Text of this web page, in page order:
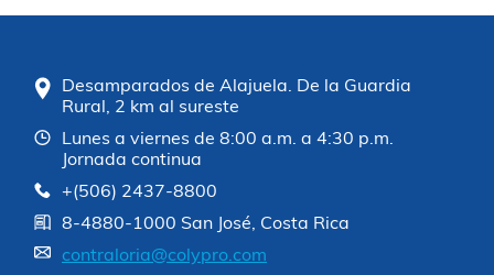
Desamparados de Alajuela. De la Guardia
Rural, 2 km al sureste
Lunes a viernes de 8:00 a.m. a 4:30 p.m.
Jornada continua
+(506) 2437-8800
8-4880-1000 San José, Costa Rica
contraloria@colypro.com